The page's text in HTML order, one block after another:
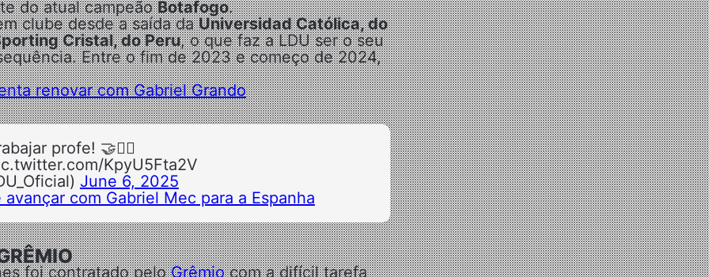
do atual campeãoBotafogo.
clube desde a saída daUniversidad Católica, do
Cristal, do Peru, o que faz a LDU ser o seu
Entre o fim de 2023 e começo de 2024,
renovar com Gabriel Grando
profe! 🤝🙂‍↕️
KpyU5Fta2V
June 6, 2025
com Gabriel Mec para a Espanha
foi contratado peloGrêmiocom a difícil tarefa